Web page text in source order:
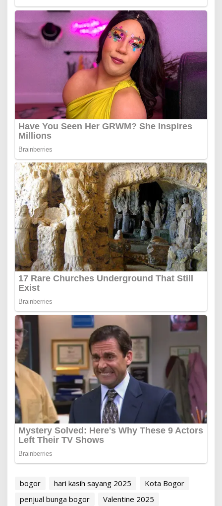
bogor hari kasih sayang 2025
Kota Bogor
penjual bunga bogor
Valentine 2025